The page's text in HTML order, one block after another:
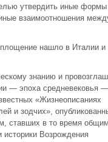
утвердить иные формы
взаимоотношения
нашло в Италии
знанию и
— эпоха средневековья
«Жизнеописаниях
и зодчих»,
ставших в то время
историки Возрождения